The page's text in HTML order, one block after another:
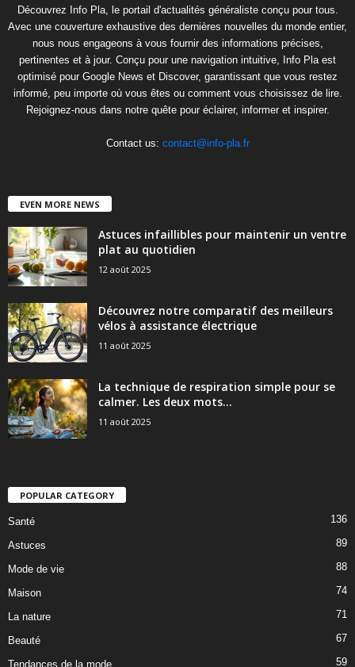
Découvrez Info Pla, le portail d'actualités généraliste conçu pour tous.
Avec une couverture exhaustive des dernières nouvelles du monde entier,
nous nous engageons à vous fournir des informations précises,
pertinentes et à jour. Conçu pour une navigation intuitive, Info Pla est
optimisé pour Google News et Discover, garantissant que vous restez
informé, peu importe où vous êtes ou comment vous choisissez de lire.
Rejoignez-nous dans notre quête pour éclairer, informer et inspirer.
Contact us: contact@info-pla.fr
EVEN MORE NEWS
Astuces infaillibles pour maintenir un ventre
plat au quotidien
12 août 2025
Découvrez notre comparatif des meilleurs
vélos à assistance électrique
11 août 2025
La technique de respiration simple pour se
calmer. Les deux mots...
11 août 2025
POPULAR CATEGORY
Santé 136
Astuces 89
Mode de vie 88
Maison 74
La nature 71
Beauté 67
Tendances de la mode 59